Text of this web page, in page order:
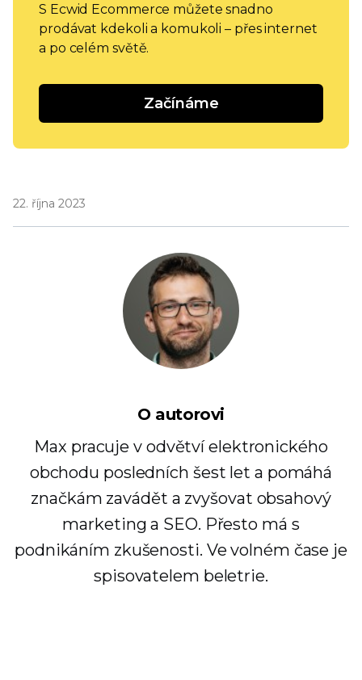
S Ecwid Ecommerce můžete snadno
prodávat kdekoli a komukoli – přes internet
a po celém světě.
Začínáme
22. října 2023
O autorovi
Max pracuje v odvětví elektronického
obchodu posledních šest let a pomáhá
značkám zavádět a zvyšovat obsahový
marketing a SEO. Přesto má s
podnikáním zkušenosti. Ve volném čase je
spisovatelem beletrie.